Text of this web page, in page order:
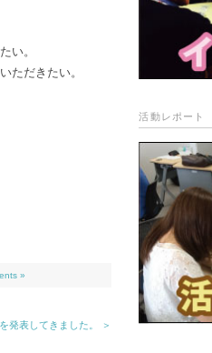
い。
ただきたい。
»
発表してきました。 ＞
活動レポート